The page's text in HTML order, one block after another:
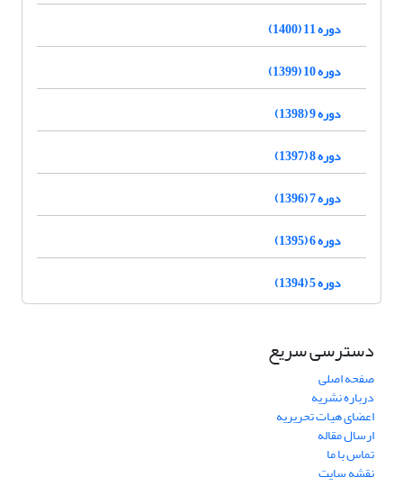
دوره 11 (1400)
دوره 10 (1399)
دوره 9 (1398)
دوره 8 (1397)
دوره 7 (1396)
دوره 6 (1395)
دوره 5 (1394)
دسترسی سریع
صفحه اصلی
درباره نشریه
اعضای هیات تحریریه
ارسال مقاله
تماس با ما
نقشه سایت